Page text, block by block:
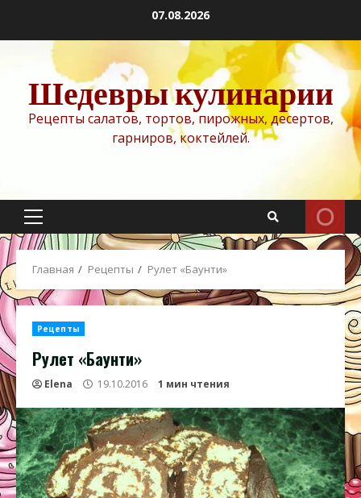
содержимому
07.08.2026
Шедевры кулинарии
Рецепты салатов, тортов, пирожных, десертов,
гарниров, коктейлей.
Основное
меню
Главная Рецепты Рулет «Баунти»
Рецепты
Рулет «Баунти»
Elena 19.10.2016 1 мин чтения